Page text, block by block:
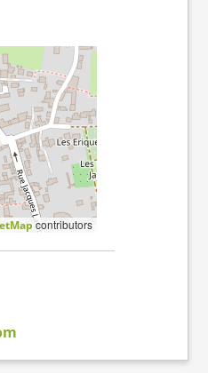
contributors